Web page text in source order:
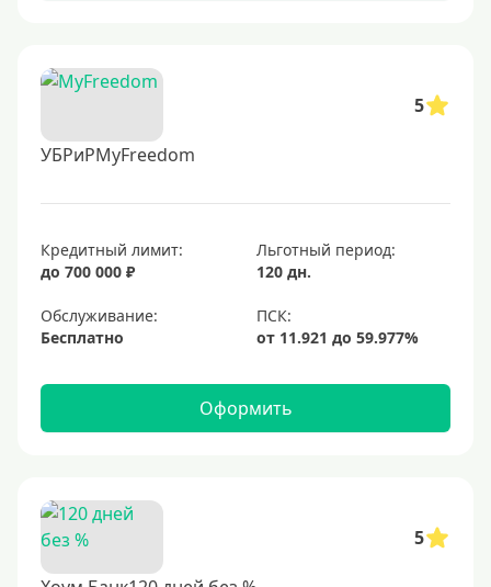
5
УБРиРMyFreedom
Кредитный лимит:
до 700 000 ₽
Льготный период:
120 дн.
Обслуживание:
Бесплатно
Оформить
5